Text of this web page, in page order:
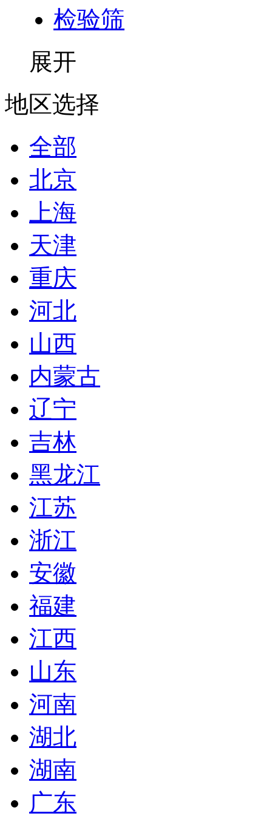
检验筛
展开
地区选择
全部
北京
上海
天津
重庆
河北
山西
内蒙古
辽宁
吉林
黑龙江
江苏
浙江
安徽
福建
江西
山东
河南
湖北
湖南
广东